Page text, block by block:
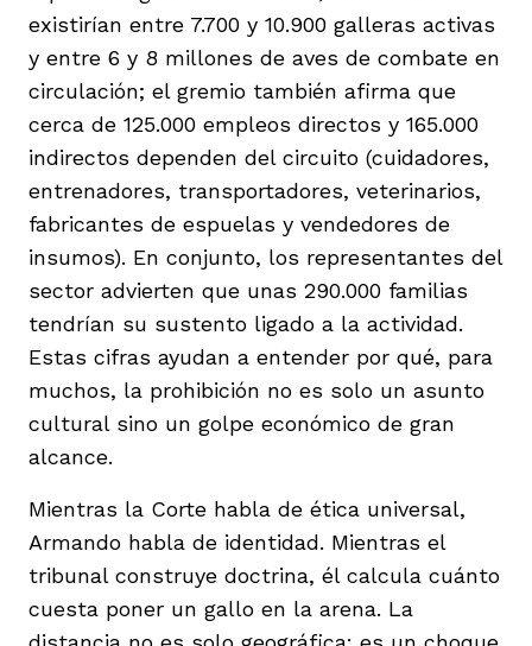
existirían entre 7.700 y 10.900 galleras activas
y entre 6 y 8 millones de aves de combate en
circulación; el gremio también afirma que
cerca de 125.000 empleos directos y 165.000
indirectos dependen del circuito (cuidadores,
entrenadores, transportadores, veterinarios,
fabricantes de espuelas y vendedores de
insumos). En conjunto, los representantes del
sector advierten que unas 290.000 familias
tendrían su sustento ligado a la actividad.
Estas cifras ayudan a entender por qué, para
muchos, la prohibición no es solo un asunto
cultural sino un golpe económico de gran
alcance.
Mientras la Corte habla de ética universal,
Armando habla de identidad. Mientras el
tribunal construye doctrina, él calcula cuánto
cuesta poner un gallo en la arena. La